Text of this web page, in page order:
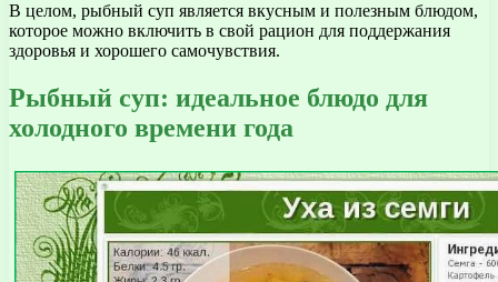
В целом, рыбный суп является вкусным и полезным блюдом,
которое можно включить в свой рацион для поддержания
здоровья и хорошего самочувствия.
Рыбный суп: идеальное блюдо для
холодного времени года